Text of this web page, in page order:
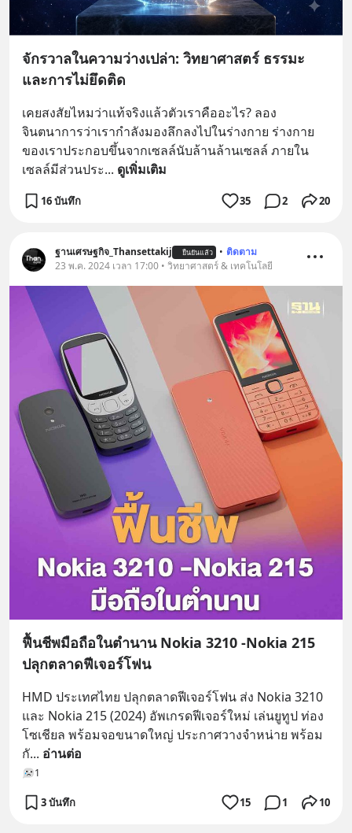
จักรวาลในความว่างเปล่า: วิทยาศาสตร์ ธรรมะ
และการไม่ยึดติด
เคยสงสัยไหมว่าแท้จริงแล้วตัวเราคืออะไร? ลอง
จินตนาการว่าเรากำลังมองลึกลงไปในร่างกาย ร่างกาย
ของเราประกอบขึ้นจากเซลล์นับล้านล้านเซลล์ ภายใน
เซลล์มีส่วนประ... ดูเพิ่มเติม
16 บันทึก 35 2 20
ฐานเศรษฐกิจ_Thansettakij ยืนยันแล้ว • ติดตาม
23 พ.ค. 2024 เวลา 17:00 • วิทยาศาสตร์ & เทคโนโลยี
ฟื้นชีพมือถือในตำนาน Nokia 3210 -Nokia 215
ปลุกตลาดฟีเจอร์โฟน
HMD ประเทศไทย ปลุกตลาดฟีเจอร์โฟน ส่ง Nokia 3210
และ Nokia 215 (2024) อัพเกรดฟีเจอร์ใหม่ เล่นยูทูป ท่อง
โซเชียล พร้อมจอขนาดใหญ่ ประกาศวางจำหน่าย พร้อม
กั... อ่านต่อ
1
3 บันทึก 15 1 10